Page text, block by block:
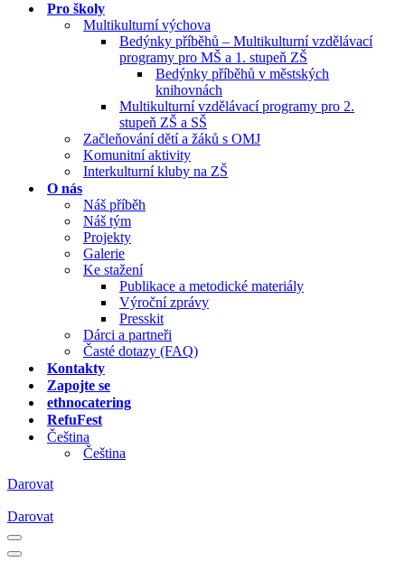
Pro školy
Multikulturní výchova
Bedýnky příběhů – Multikulturní vzdělávací
programy pro MŠ a 1. stupeň ZŠ
Bedýnky příběhů v městských
knihovnách
Multikulturní vzdělávací programy pro 2.
stupeň ZŠ a SŠ
Začleňování dětí a žáků s OMJ
Komunitní aktivity
Interkulturní kluby na ZŠ
O nás
Náš příběh
Náš tým
Projekty
Galerie
Ke stažení
Publikace a metodické materiály
Výroční zprávy
Presskit
Dárci a partneři
Časté dotazy (FAQ)
Kontakty
Zapojte se
ethnocatering
RefuFest
Čeština
Čeština
Darovat
Darovat
Navigační
menu
Navigační